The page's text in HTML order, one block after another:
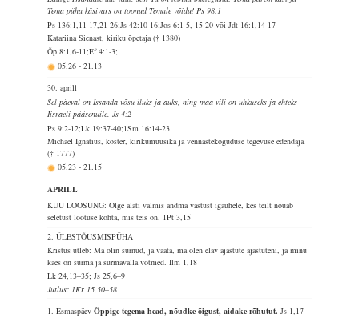
Tema püha käsivars on toonud Temale võidu! Ps 98:1
Ps 136:1,11-17,21-26;Js 42:10-16;Jos 6:1-5, 15-20 või Jdt 16:1,14-17
Katariina Sienast, kiriku õpetaja († 1380)
Õp 8:1,6-11;Ef 4:1-3;
05.26-21.13
30. aprill
Sel päeval on Issanda võsu iluks ja auks, ning maa vili on uhkuseks ja ehteks
Iisraeli pääsenuile. Js 4:2
Ps 9:2-12;Lk 19:37-40;1Sm 16:14-23
Michael Ignatius, köster, kirikumuusika ja vennastekoguduse tegevuse edendaja
(† 1777)
05.23-21.15
APRILL
KUU LOOSUNG: Olge alati valmis andma vastust igaühele, kes teilt nõuab
seletust lootuse kohta, mis teis on. 1Pt 3,15
2. ÜLESTÕUSMISPÜHA
Kristus ütleb: Ma olin surnud, ja vaata, ma olen elav ajastute ajastuteni, ja minu
käes on surma ja surmavalla võtmed.Ilm 1,18
Lk 24,13–35; Js 25,6–9
Jutlus: 1Kr 15,50–58
1. EsmaspäevÕppige tegema head, nõudke õigust, aidake rõhutut.Js 1,17